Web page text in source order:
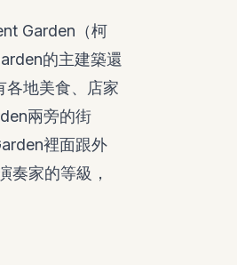
Garden（柯
的主建築還
地美食、店家
兩旁的街
裡面跟外
奏家的等級，